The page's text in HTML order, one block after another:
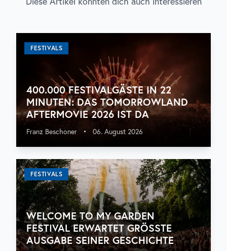
FESTIVALS
400.000 FESTIVALGÄSTE IN 22
MINUTEN: DAS TOMORROWLAND
AFTERMOVIE 2026 IST DA
Franz Beschoner • 06. August 2026
FESTIVALS
WELCOME TO MY GARDEN
FESTIVAL ERWARTET GRÖSSTE A
USGABE SEINER GESCHICHTE